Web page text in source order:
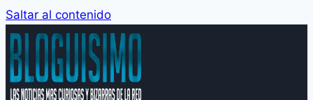
Saltar al contenido